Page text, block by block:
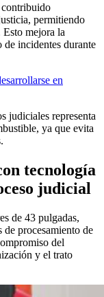
contribuido
permitiendo
Esto mejora la
incidentes durante
en
judiciales representa
ya que evita
tecnología
judicial
de 43 pulgadas,
de procesamiento de
del
y el trato